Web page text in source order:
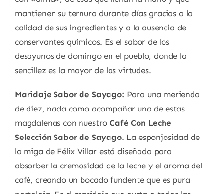
mantienen su ternura durante días gracias a la
calidad de sus ingredientes y a la ausencia de
conservantes químicos. Es el sabor de los
desayunos de domingo en el pueblo, donde la
sencillez es la mayor de las virtudes.
Maridaje Sabor de Sayago: Para una merienda
de diez, nada como acompañar una de estas
magdalenas con nuestroCafé Con Leche
Selección Sabor de Sayago. La esponjosidad de
la miga de Félix Villar está diseñada para
absorber la cremosidad de la leche y el aroma del
café, creando un bocado fundente que es pura